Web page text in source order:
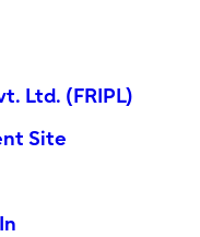
Ltd. (FRIPL)
Site